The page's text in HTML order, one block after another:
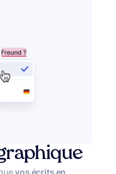
vos écrits en